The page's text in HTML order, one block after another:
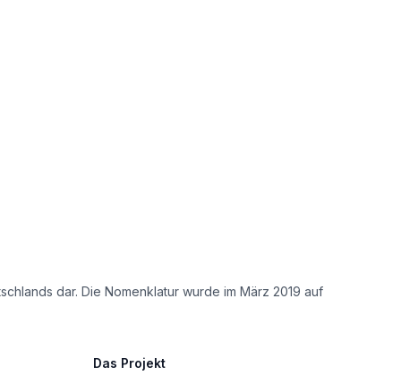
dar. Die Nomenklatur wurde im März 2019 auf
Das Projekt